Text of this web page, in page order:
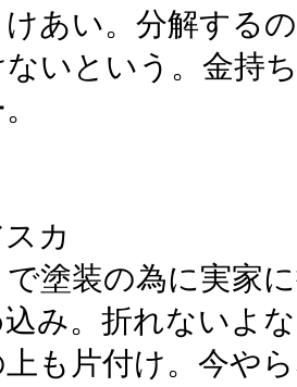
あい。分解する
ないという。金持
カ
で塗装の為に実家
み。折れないよ
も片付け。今や